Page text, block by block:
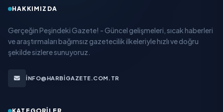
HAKKIMIZDA
Gerçeğin Peşindeki Gazete! - Güncel gelişmeleri, sıcak haberleri
ve araştırmaları bağımsız gazetecilik ilkeleriyle hızlı ve doğru
şekilde sizlere sunuyoruz.
INFO@HARBIGAZETE.COM.TR